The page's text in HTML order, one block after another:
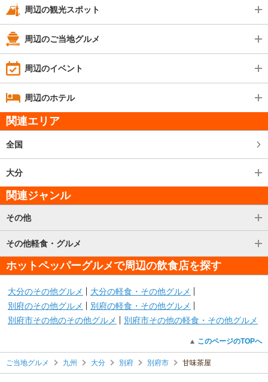
周辺の観光スポット
周辺のご当地グルメ
周辺のイベント
周辺のホテル
関連エリア
全国
大分
関連ジャンル
その他
その他軽食・グルメ
ホットペッパーグルメで周辺の飲食店を探す
大分のその他グルメ
大分の軽食・その他グルメ
別府のその他グルメ
別府の軽食・その他グルメ
別府市その他のその他グルメ
別府市その他の軽食・その他グルメ
このページのTOPへ
ご当地グルメ 九州 大分 別府 別府市 甘味茶屋